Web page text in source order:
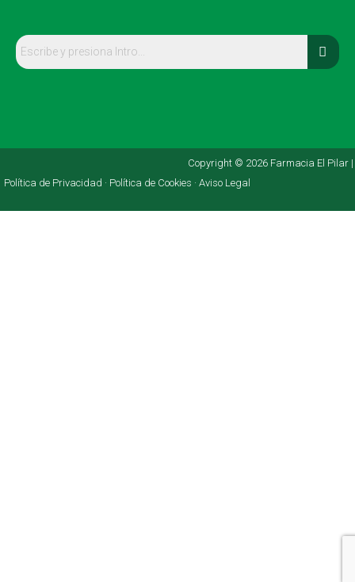
Copyright © 2026 Farmacia El Pilar |
Política de Privacidad · Política de Cookies · Aviso Legal